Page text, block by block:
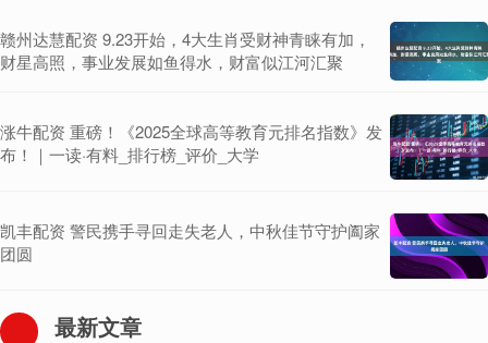
赣州达慧配资 9.23开始，4大生肖受财神青睐有加，
财星高照，事业发展如鱼得水，财富似江河汇聚
涨牛配资 重磅！《2025全球高等教育元排名指数》发
布！｜一读·有料_排行榜_评价_大学
凯丰配资 警民携手寻回走失老人，中秋佳节守护阖家
团圆
最新文章